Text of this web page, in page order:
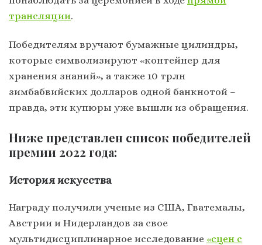
трансляции.
Победителям вручают бумажные цилиндры,
которые символизируют «контейнер для
хранения знаний», а также 10 трлн
зимбабвийских долларов одной банкнотой –
правда, эти купюры уже вышли из обращения.
Ниже представлен список победителей
премии 2022 года:
История искусства
Награду получили ученые из США, Гватемалы,
Австрии и Нидерландов за свое
мультидисциплинарное исследование «сцен с